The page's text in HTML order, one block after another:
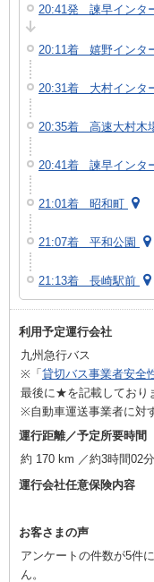
20:41発 諫早インタ
20:11着 嬉野インタ
20:31着 大村インタ
20:35着 高速大村木
20:41着 諫早インタ
21:01着 昭和町
21:07着 平和公園
21:13着 長崎駅前
利用予定運行会社
九州急行バス
※「 貸切バス事業者安全
最後に★を記載しており
※自動車運送事業者に対
運行距離／予定所要時間
約 170 km ／約3時間02分
運行会社任意保険内容
お客さまの声
アンケートの件数が5件
ん。